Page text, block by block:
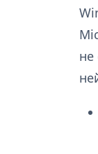
не